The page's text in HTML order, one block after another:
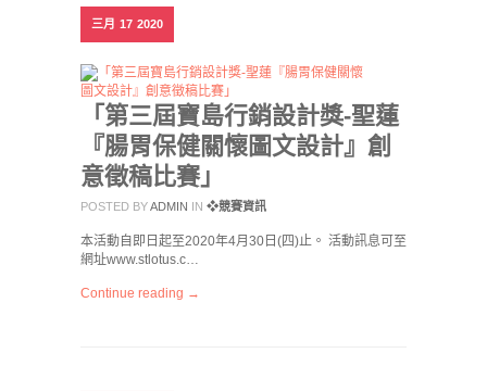
三月 17 2020
「第三屆寶島行銷設計獎-聖蓮
『腸胃保健關懷圖文設計』創
意徵稿比賽」
POSTED BYADMIN IN ❖競賽資訊
本活動自即日起至2020年4月30日(四)止。 活動訊息可至
網址www.stlotus.c…
Continue reading →